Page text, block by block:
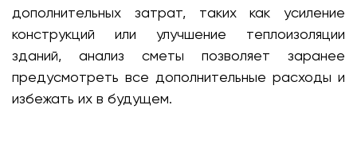
дополнительных затрат, таких как усиление
конструкций или улучшение теплоизоляции
зданий, анализ сметы позволяет заранее
предусмотреть все дополнительные расходы и
избежать их в будущем.